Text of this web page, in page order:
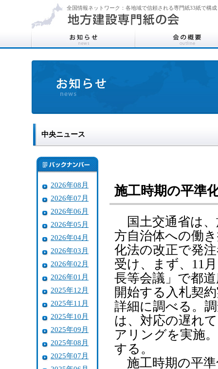
全国情報ネットワーク：各地域で信頼される専門紙33紙で構成
中央ニュース
2026年08月
2026年07月
2026年06月
2026年05月
2026年04月
2026年03月
2026年02月
2026年01月
2025年12月
2025年11月
2025年10月
2025年09月
2025年08月
2025年07月
施工時期の平準
国土交通省は、
方自治体への働
化法の改正で発
受け、まず、11
長等会議」で都
開始する入札契
詳細に調べる。
は、対応の遅れ
アリングを実施
する。
施工時期の平準